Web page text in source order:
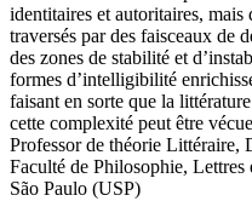
identitaires et autoritaires, mais
traversés par des faisceaux de
des zones de stabilité et
formes d’intelligibilité
faisant en sorte que la
cette complexité peut être
Professor de théorie Littéraire,
Faculté de Philosophie,
São Paulo (USP)